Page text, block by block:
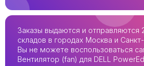
Заказы выдаются и отправляются
складов в городах Москва и
Вы не можете воспользоваться
Вентилятор (fan) для DELL